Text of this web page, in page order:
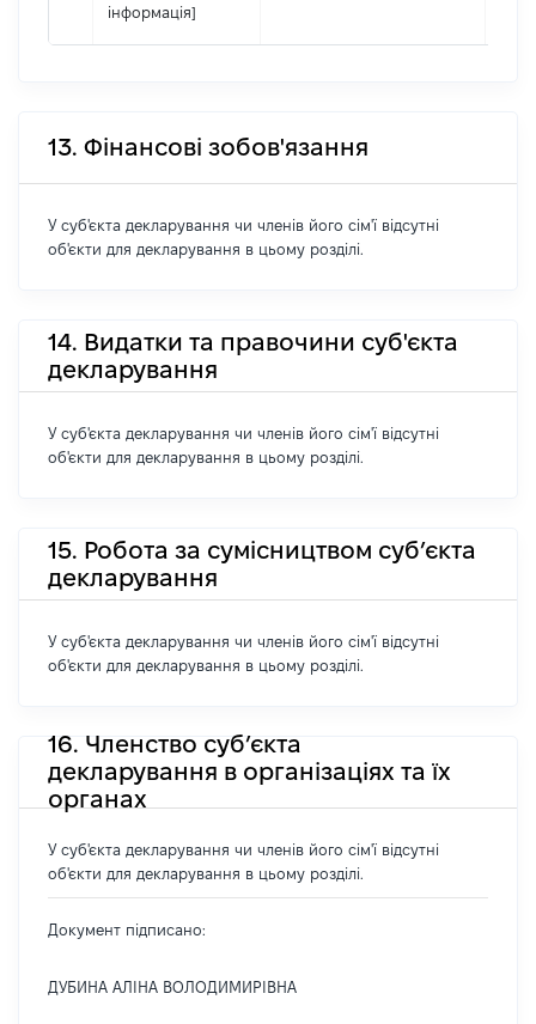
інформація]
13. Фінансові зобов'язання
У суб'єкта декларування чи членів його сім'ї відсутні
об'єкти для декларування в цьому розділі.
14. Видатки та правочини суб'єкта
декларування
У суб'єкта декларування чи членів його сім'ї відсутні
об'єкти для декларування в цьому розділі.
15. Робота за сумісництвом суб’єкта
декларування
У суб'єкта декларування чи членів його сім'ї відсутні
об'єкти для декларування в цьому розділі.
16. Членство суб’єкта
декларування в організаціях та їх
органах
У суб'єкта декларування чи членів його сім'ї відсутні
об'єкти для декларування в цьому розділі.
Документ підписано:
ДУБИНА АЛІНА ВОЛОДИМИРІВНА